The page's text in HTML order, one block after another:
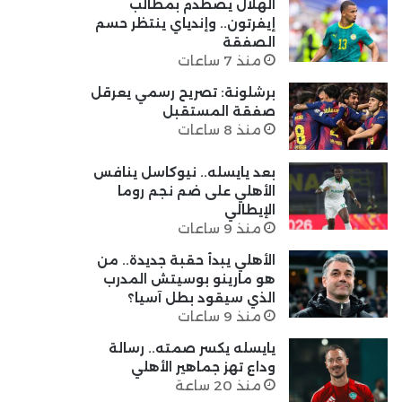
الهلال يصطدم بمطالب
إيفرتون.. وإندياي ينتظر حسم
الصفقة
منذ 7 ساعات
برشلونة: تصريح رسمي يعرقل
صفقة المستقبل
منذ 8 ساعات
بعد يايسله.. نيوكاسل ينافس
الأهلي على ضم نجم روما
الإيطالي
منذ 9 ساعات
الأهلي يبدأ حقبة جديدة.. من
هو مارينو بوسيتش المدرب
الذي سيقود بطل آسيا؟
منذ 9 ساعات
يايسله يكسر صمته.. رسالة
وداع تهز جماهير الأهلي
منذ 20 ساعة